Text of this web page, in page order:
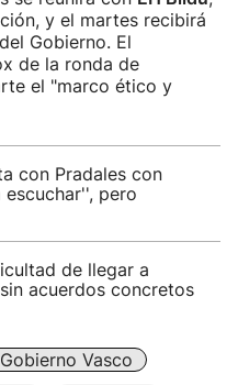
y el martes recibirá
Gobierno. El
de la ronda de
el "marco ético y
con Pradales con
pero
de llegar a
acuerdos concretos
Gobierno Vasco